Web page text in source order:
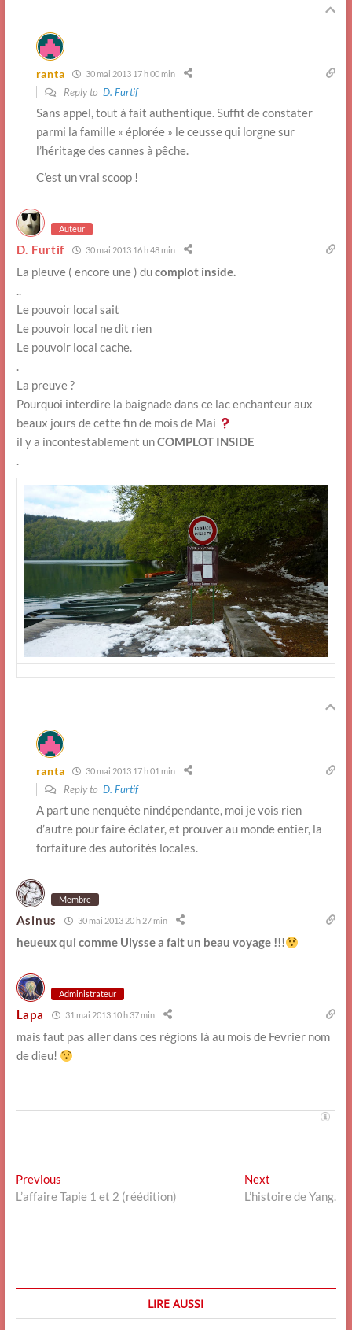
ranta 30 mai 2013 17 h 00 min
Reply to D. Furtif
Sans appel, tout à fait authentique. Suffit de constater
parmi la famille « éplorée » le ceusse qui lorgne sur
l’héritage des cannes à pêche.
C’est un vrai scoop !
Auteur
D. Furtif 30 mai 2013 16 h 48 min
La pleuve ( encore une ) ducomplot inside.
..
Le pouvoir local sait
Le pouvoir local ne dit rien
Le pouvoir local cache.
.
La preuve ?
Pourquoi interdire la baignade dans ce lac enchanteur aux
beaux jours de cette fin de mois de Mai
il y a incontestablement unCOMPLOT INSIDE
.
ranta 30 mai 2013 17 h 01 min
Reply to D. Furtif
A part une nenquête nindépendante, moi je vois rien
d’autre pour faire éclater, et prouver au monde entier, la
forfaiture des autorités locales.
Membre
Asinus 30 mai 2013 20 h 27 min
heueux qui comme Ulysse a fait un beau voyage !!!
Administrateur
Lapa 31 mai 2013 10 h 37 min
mais faut pas aller dans ces régions là au mois de Fevrier nom
de dieu!
Navigation
de
PreviousPrevious
post:
L’affaire Tapie 1 et 2 (réédition)
Next
post:
L’histoire de Yang.
LIRE AUSSI